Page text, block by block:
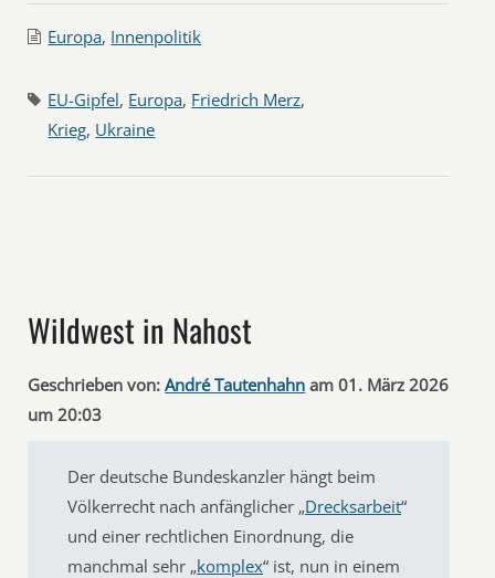
Europa, Innenpolitik
EU-Gipfel, Europa, Friedrich Merz,
Krieg, Ukraine
Wildwest in Nahost
Geschrieben von: André Tautenhahn am 01. März 2026
um 20:03
Der deutsche Bundeskanzler hängt beim
Völkerrecht nach anfänglicher „Drecksarbeit“
und einer rechtlichen Einordnung, die
manchmal sehr „komplex“ ist, nun in einem